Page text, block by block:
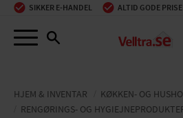
Menu
SIKKER E-HANDEL ALTID GODE
HJEM & INVENTAR
KØKKEN- OG
RENGØRINGS- OG